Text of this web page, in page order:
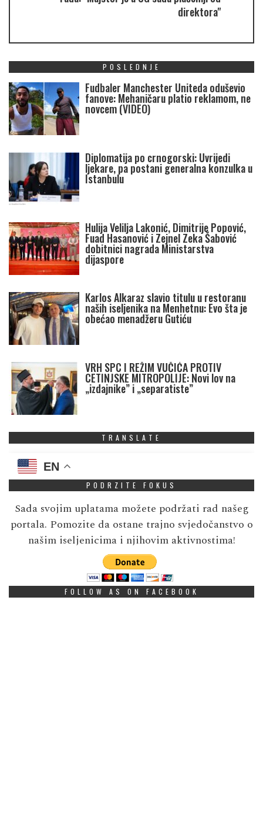
direktora"
POSLEDNJE
Fudbaler Manchester Uniteda oduševio
fanove: Mehaničaru platio reklamom, ne
novcem (VIDEO)
Diplomatija po crnogorski: Uvrijedi
ljekare, pa postani generalna konzulka u
Istanbulu
Hulija Velilja Lakonić, Dimitrije Popović,
Fuad Hasanović i Zejnel Zeka Šabović
dobitnici nagrada Ministarstva
dijaspore
Karlos Alkaraz slavio titulu u restoranu
naših iseljenika na Menhetnu: Evo šta je
obećao menadžeru Gutiću
VRH SPC I REŽIM VUČIĆA PROTIV
CETINJSKE MITROPOLIJE: Novi lov na
„izdajnike” i „separatiste”
TRANSLATE
EN
PODRZITE FOKUS
Sada svojim uplatama možete podržati rad našeg
portala. Pomozite da ostane trajno svjedočanstvo o
našim iseljenicima i njihovim aktivnostima!
FOLLOW AS ON FACEBOOK